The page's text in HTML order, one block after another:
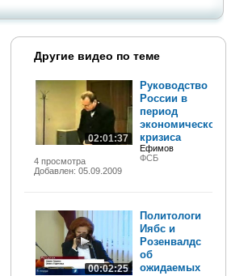
Другие видео по теме
02:01:37
4 просмотра
Добавлен: 05.09.2009
Руководство
России в
период
экономического
кризиса
Ефимов
ФСБ
00:02:25
Политологи
Иябс и
Розенвалдс
об
ожидаемых